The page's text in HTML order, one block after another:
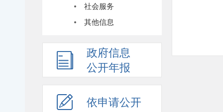
社会服务
其他信息
政府信息
公开年报
依申请公开